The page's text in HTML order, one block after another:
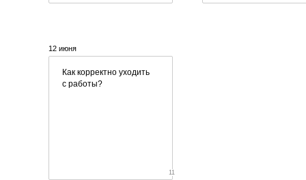
12 июня
Как корректно уходить
с работы?
11